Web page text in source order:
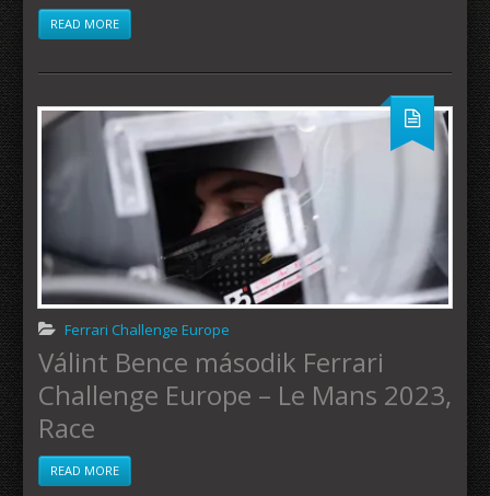
READ MORE
Ferrari Challenge Europe
Válint Bence második Ferrari
Challenge Europe – Le Mans 2023,
Race
READ MORE